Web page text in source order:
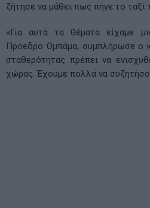
ζήτησε να μάθει πως πήγε το
«Για αυτά τα θέματα είχαμε
Πρόεδρο Ομπάμα, συμπλήρωσε ο
σταθερότητας πρέπει να
χώρας. Έχουμε πολλά να